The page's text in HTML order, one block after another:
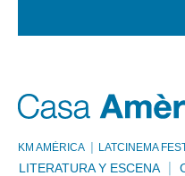
KM AMÈRICA LATCINEMA
LITERATURA Y ESCENA